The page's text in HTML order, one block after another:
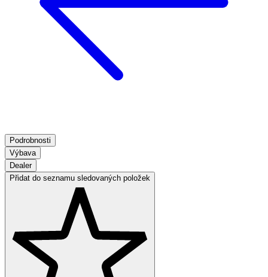
Podrobnosti
Výbava
Dealer
Přidat do seznamu sledovaných položek